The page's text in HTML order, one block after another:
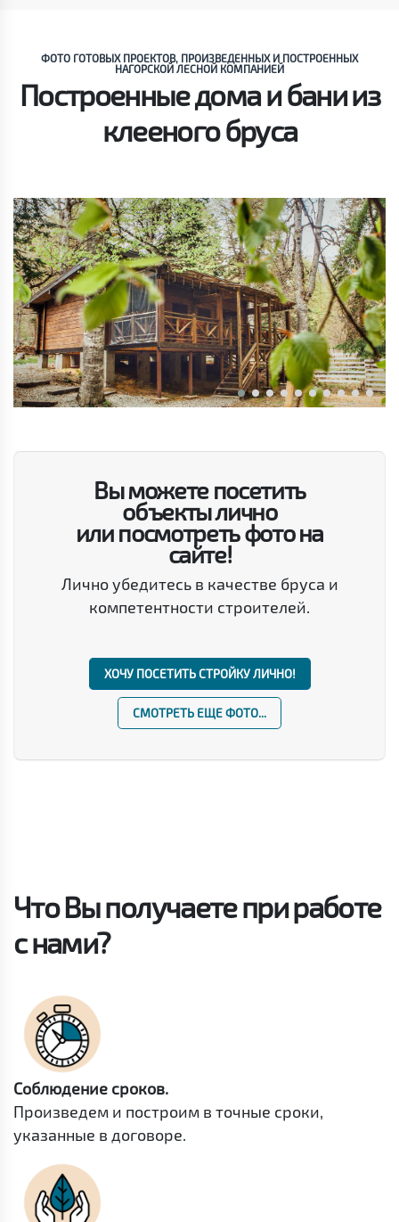
ФОТО ГОТОВЫХ ПРОЕКТОВ, ПРОИЗВЕДЕННЫХ И ПОСТРОЕННЫХ
НАГОРСКОЙ ЛЕСНОЙ КОМПАНИЕЙ
Построенные дома и бани из
клееного бруса
Вы можете посетить
объекты лично
или посмотреть фото на
сайте!
Лично убедитесь в качестве бруса и
компетентности строителей.
ХОЧУ ПОСЕТИТЬ СТРОЙКУ ЛИЧНО!
СМОТРЕТЬ ЕЩЕ ФОТО...
Что Вы получаете при работе
с нами?
Соблюдение сроков.
Произведем и построим в точные сроки,
указанные в договоре.